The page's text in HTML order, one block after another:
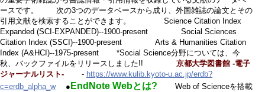
ースです。 次の3つのデータベースから成り、外国雑誌の論文とその
引用文献を検索することができます。 Science Citation Index
Expanded (SCI-EXPANDED)--1900-present Social Sciences
Citation Index (SSCI)--1900-present Arts & Humanities Citation
Index (A&HCI)--1975-present *Social Science分野については、今
秋、バックファイルをリリースしました!! 京都大学図書館 -電子
ジャーナルリスト- - https://www.kulib.kyoto-u.ac.jp/erdb?
c=erdb_alpha_w● EndNote Webとは? Web of Scienceを搭載